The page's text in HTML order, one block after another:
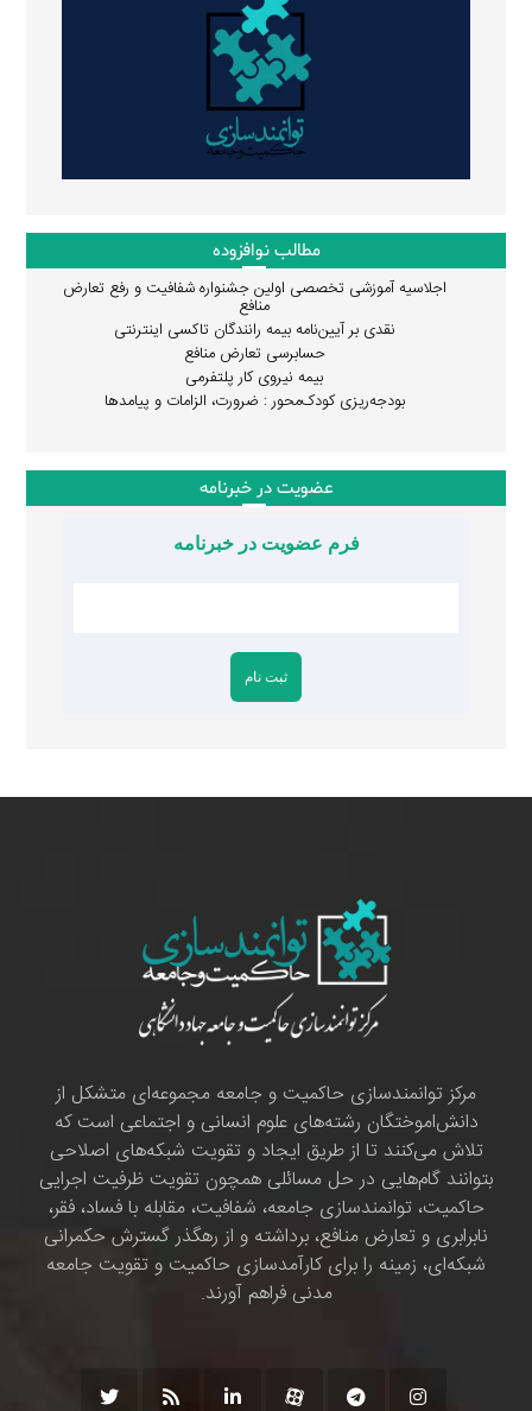
مطالب نوافزوده
اجلاسیه آموزشی تخصصی اولین جشنواره شفافیت و رفع تعارض
منافع
نقدی بر آیین‌نامه بیمه رانندگان تاکسی اینترنتی
حسابرسی تعارض منافع
بیمه نیروی کار پلتفرمی
بودجه‌ریزی کودک‌محور : ضرورت، الزامات و پیامدها
عضویت در خبرنامه
فرم عضویت در خبرنامه
مرکز توانمندسازی حاکمیت و جامعه مجموعه‌ای متشکل از
دانش‌اموختگان رشته‌های علوم انسانی و اجتماعی است که
تلاش می‌کنند تا از طریق ایجاد و تقویت شبکه‌های اصلاحی
بتوانند گام‌هایی در حل مسائلی همچون تقویت ظرفیت اجرایی
حاکمیت، توانمندسازی جامعه، شفافیت، مقابله با فساد، فقر،
نابرابری و تعارض منافع، برداشته و از رهگذر گسترش حکمرانی
شبکه‌ای، زمینه را برای کارآمدسازی حاکمیت و تقویت جامعه
مدنی فراهم آورند.